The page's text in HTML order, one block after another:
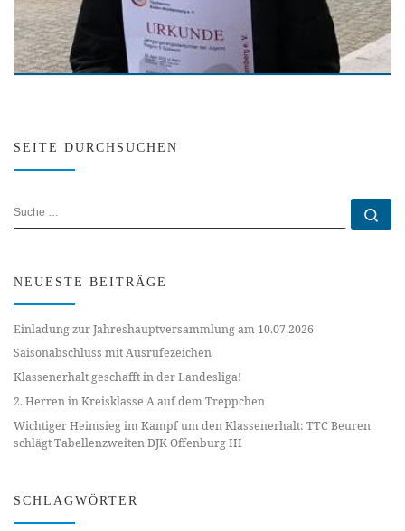
SEITE DURCHSUCHEN
SUCHE
NEUESTE BEITRÄGE
Einladung zur Jahreshauptversammlung am 10.07.2026
Saisonabschluss mit Ausrufezeichen
Klassenerhalt geschafft in der Landesliga!
2. Herren in Kreisklasse A auf dem Treppchen
Wichtiger Heimsieg im Kampf um den Klassenerhalt: TTC Beuren
schlägt Tabellenzweiten DJK Offenburg III
SCHLAGWÖRTER